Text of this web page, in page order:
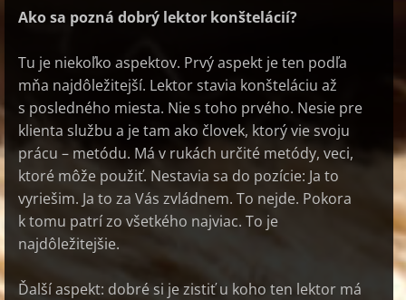
Ako sa pozná dobrý lektor konštelácií?
Tu je niekoľko aspektov. Prvý aspekt je ten podľa
mňa najdôležitejší. Lektor stavia konšteláciu až
s posledného miesta. Nie s toho prvého. Nesie pre
klienta službu a je tam ako človek, ktorý vie svoju
prácu – metódu. Má v rukách určité metódy, veci,
ktoré môže použiť. Nestavia sa do pozície: Ja to
vyriešim. Ja to za Vás zvládnem. To nejde. Pokora
k tomu patrí zo všetkého najviac. To je
najdôležitejšie.
Ďalší aspekt: dobré si je zistiť u koho ten lektor má